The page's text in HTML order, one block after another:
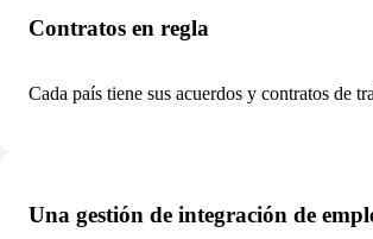
Contratos en regla
Cada país tiene sus acuerdos y contratos de
Una gestión de integración de